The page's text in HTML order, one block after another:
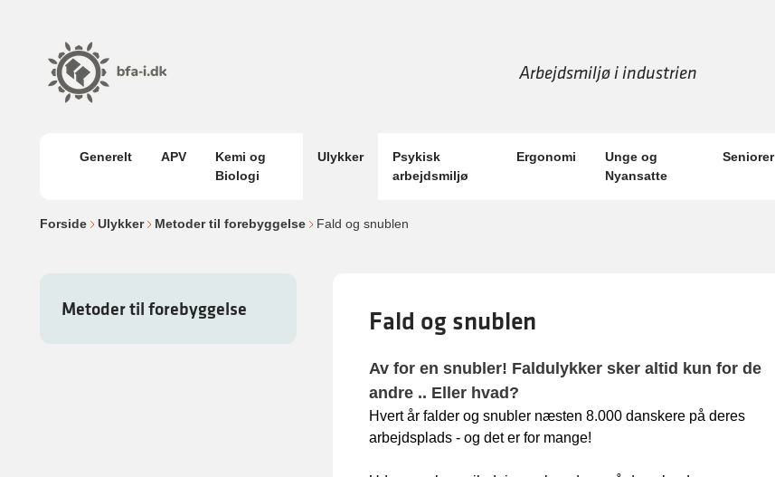
Arbejdsmiljø i industrien
Generelt APV
Kemi og
Biologi
Ulykker
Psykisk
arbejdsmiljø
Ergonomi
Unge og
Nyansatte
Seniorer
Forside Ulykker Metoder til forebyggelse Fald og snublen
Metoder til forebyggelse Fald og snublen
Av for en snubler! Faldulykker sker altid kun for de
andre .. Eller hvad?
Hvert år falder og snubler næsten 8.000 danskere på deres
arbejdsplads - og det er for mange!